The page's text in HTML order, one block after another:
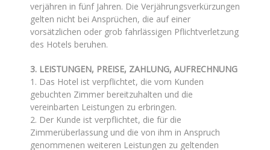
verjähren in fünf Jahren. Die Verjährungsverkürzungen
gelten nicht bei Ansprüchen, die auf einer
vorsätzlichen oder grob fahrlässigen Pflichtverletzung
des Hotels beruhen.
3. LEISTUNGEN, PREISE, ZAHLUNG, AUFRECHNUNG
1. Das Hotel ist verpflichtet, die vom Kunden
gebuchten Zimmer bereitzuhalten und die
vereinbarten Leistungen zu erbringen.
2. Der Kunde ist verpflichtet, die für die
Zimmerüberlassung und die von ihm in Anspruch
genommenen weiteren Leistungen zu geltenden